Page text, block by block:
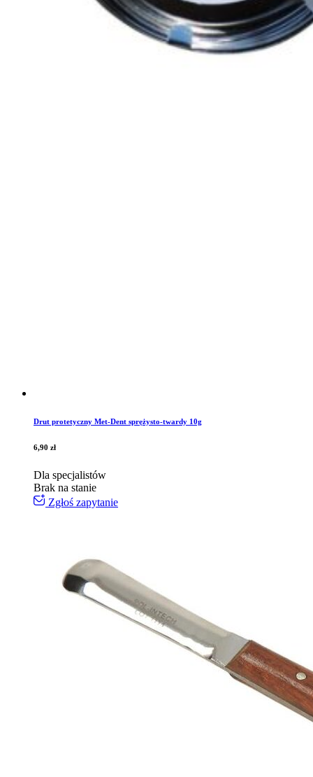
Drut protetyczny Met-Dent sprężysto-twardy 10g
6,90 zł
Dla specjalistów
Brak na stanie
Zgłoś zapytanie